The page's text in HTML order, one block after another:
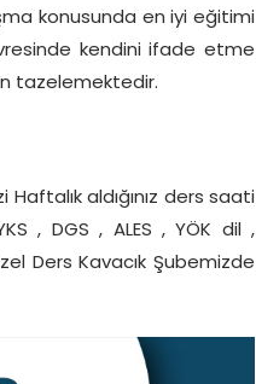
konusunda en iyi eğitimi
kendini ifade etme
tazelemektedir.
aldığınız ders saati
, DGS , ALES , YÖK dil ,
Ders Kavacık Şubemizde